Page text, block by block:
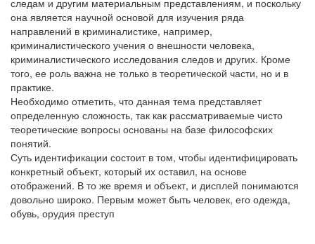
следам и другим материальным представлениям, и поскольку
она является научной основой для изучения ряда
направлений в криминалистике, например,
криминалистического учения о внешности человека,
криминалистического исследования следов и других. Кроме
того, ее роль важна не только в теоретической части, но и в
практике.
Необходимо отметить, что данная тема представляет
определенную сложность, так как рассматриваемые чисто
теоретические вопросы основаны на базе философских
понятий.
Суть идентификации состоит в том, чтобы идентифицировать
конкретный объект, который их оставил, на основе
отображений. В то же время и объект, и дисплей понимаются
довольно широко. Первым может быть человек, его одежда,
обувь, орудия преступ